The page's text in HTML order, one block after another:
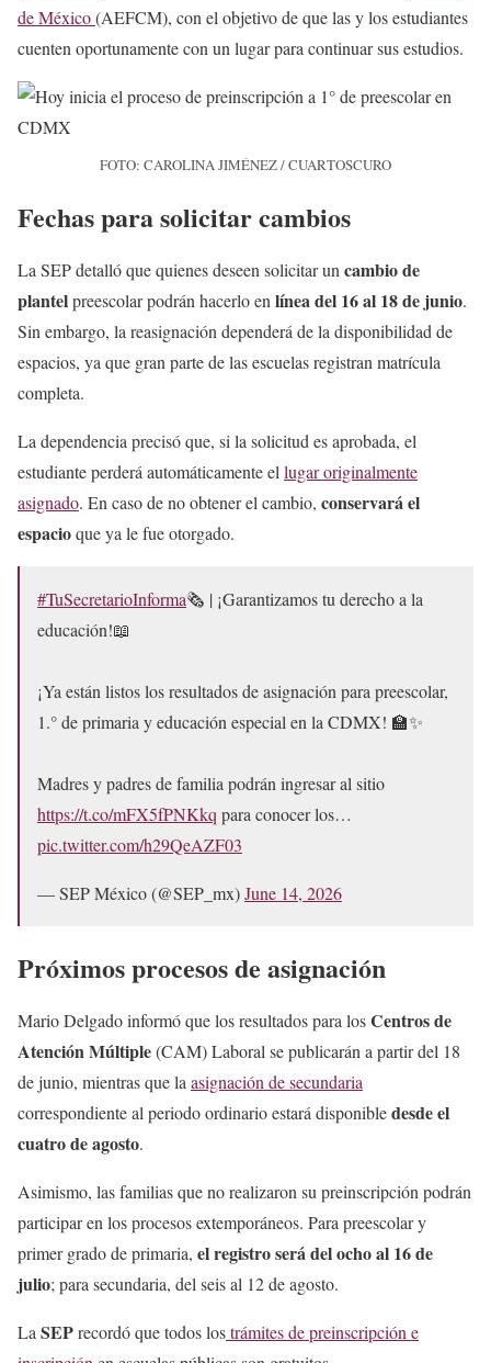
de México(AEFCM), con el objetivo de que las y los estudiantes
cuenten oportunamente con un lugar para continuar sus estudios.
FOTO: CAROLINA JIMÉNEZ / CUARTOSCURO
Fechas para solicitar cambios
La SEP detalló que quienes deseen solicitar un cambio de
plantelpreescolar podrán hacerlo en línea del 16 al 18 de junio.
Sin embargo, la reasignación dependerá de la disponibilidad de
espacios, ya que gran parte de las escuelas registran matrícula
completa.
La dependencia precisó que, si la solicitud es aprobada, el
estudiante perderá automáticamente el lugar originalmente
asignado. En caso de no obtener el cambio, conservará el
espacioque ya le fue otorgado.
#TuSecretarioInforma🗞️ | ¡Garantizamos tu derecho a la
educación!📖
¡Ya están listos los resultados de asignación para preescolar,
1.° de primaria y educación especial en la CDMX! 🏫✨
Madres y padres de familia podrán ingresar al sitio
https://t.co/mFX5fPNKkq para conocer los…
pic.twitter.com/h29QeAZF03
— SEP México (@SEP_mx)June 14, 2026
Próximos procesos de asignación
Mario Delgado informó que los resultados para losCentros de
Atención Múltiple(CAM) Laboral se publicarán a partir del 18
de junio, mientras que la asignación de secundaria
correspondiente al periodo ordinario estará disponibledesde el
cuatro de agosto.
Asimismo, las familias que no realizaron su preinscripción podrán
participar en los procesos extemporáneos. Para preescolar y
primer grado de primaria, el registro será del ocho al 16 de
julio; para secundaria, del seis al 12 de agosto.
La SEPrecordó que todos lostrámites de preinscripción e